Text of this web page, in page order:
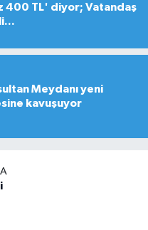
400 TL' diyor; Vatandaş
Meydanı yeni
kavuşuyor